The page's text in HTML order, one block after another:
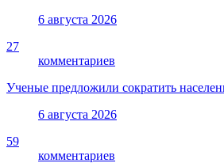
6 августа 2026
27
комментариев
Ученые предложили сократить
6 августа 2026
59
комментариев